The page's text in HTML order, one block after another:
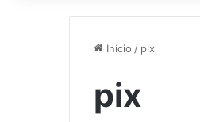
Início / pix
pix